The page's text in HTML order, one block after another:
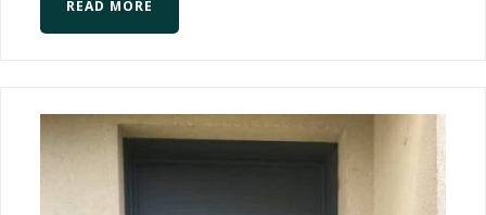
READ MORE